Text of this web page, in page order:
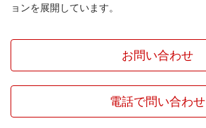
ョンを展開しています。
お問い合わせ
電話で問い合わせ